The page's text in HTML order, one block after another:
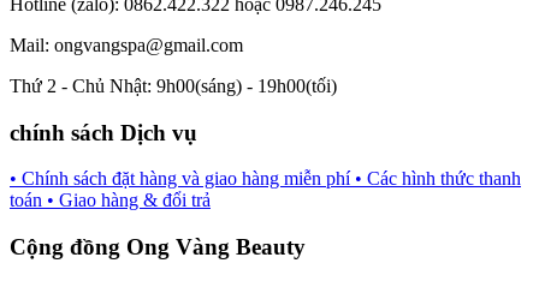
Hotline (zalo): 0862.422.322 hoặc 0987.246.245
Mail: ongvangspa@gmail.com
Thứ 2 - Chủ Nhật: 9h00(sáng) - 19h00(tối)
chính sách Dịch vụ
• Chính sách đặt hàng và giao hàng miễn phí • Các hình thức thanh
toán • Giao hàng & đổi trả
Cộng đồng Ong Vàng Beauty